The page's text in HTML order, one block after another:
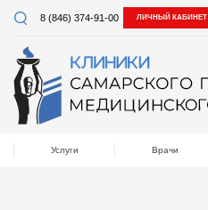
8 (846) 374-91-00 ЛИЧНЫЙ КАБИНЕТ
Услуги Врачи